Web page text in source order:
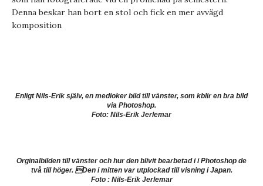
Denna beskar han bort en stol och fick en mer avvägd
komposition
Enligt Nils-Erik själv, en medioker bild till vänster, som kblir en bra bild
via Photoshop.
Foto: Nils-Erik Jerlemar
Orginalbilden till vänster och hur den blivit bearbetad i i Photoshop de
två till höger. Den i mitten var utplockad till visning i Japan.
Foto : Nils-Erik Jerlemar